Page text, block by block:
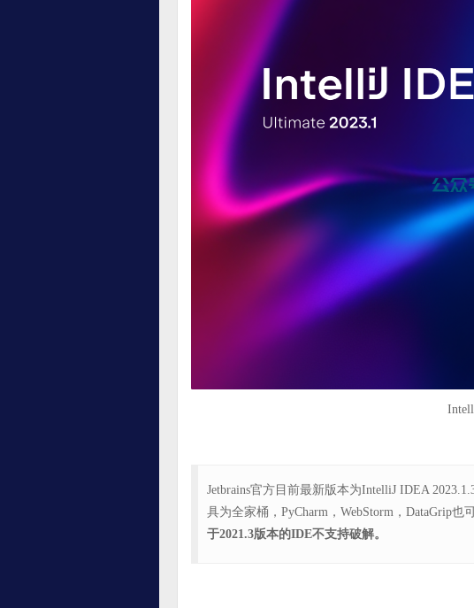
Jetbrains官方目前最新版本为IntelliJ IDEA
具为全家桶，PyCharm，WebStorm，DataGrip也
于2021.3版本的IDE不支持破解。